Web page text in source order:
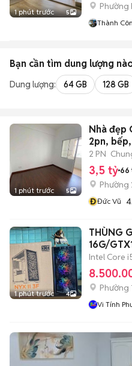
1 phút trước 5
Phường
Thành
Bạn cần tìm dung lượng
Dung lượng: 64 GB 128 GB
1 phút trước 5
Nhà đẹp
2pn,
2 PN
3,5 tỷ 66
Phường
ĐĐức Vũ
1 phút trước 4
THÙNG
16G/
Intel Core
Phường
Vi Tính